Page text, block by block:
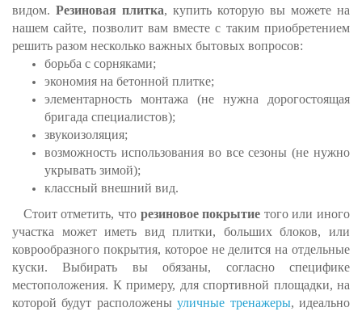
видом. Резиновая плитка, купить которую вы можете на
нашем сайте, позволит вам вместе с таким приобретением
решить разом несколько важных бытовых вопросов:
борьба с сорняками;
экономия на бетонной плитке;
элементарность монтажа (не нужна дорогостоящая
бригада специалистов);
звукоизоляция;
возможность использования во все сезоны (не нужно
укрывать зимой);
классный внешний вид.
Стоит отметить, что резиновое покрытие того или иного
участка может иметь вид плитки, больших блоков, или
коврообразного покрытия, которое не делится на отдельные
куски. Выбирать вы обязаны, согласно специфике
местоположения. К примеру, для спортивной площадки, на
которой будут расположеныуличные тренажеры, идеально